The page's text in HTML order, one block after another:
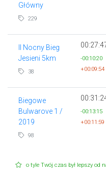
Główny
229
II Nocny Bieg
Jesieni 5km
38
-00:10:20
+00:09:54
Biegowe
Bulwarove 1 /
2019
98
-00:13:15
+00:11:59
o tyle Twój czas był lepszy od